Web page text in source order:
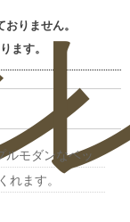
りません。
ます。
ルモダンなベッ
れます。